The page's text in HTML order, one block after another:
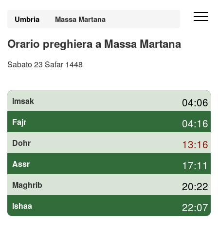
Umbria Massa Martana
Orario preghiera a Massa Martana
Sabato 23 Safar 1448
Imsak 04:06
Fajr 04:16
Dohr 13:16
Assr 17:11
Maghrib 20:22
Ishaa 22:07